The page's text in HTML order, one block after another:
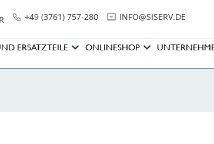
+49 (3761) 757-280 ED.VRE
SIS@OF
NI
ERSATZTEILE ONLINESHOP